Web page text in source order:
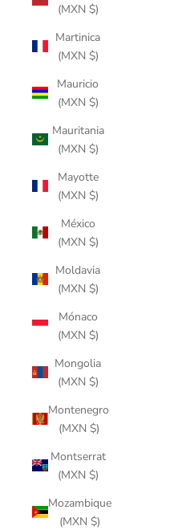
(MXN $)
Martinica
(MXN $)
Mauricio
(MXN $)
Mauritania
(MXN $)
Mayotte
(MXN $)
México
(MXN $)
Moldavia
(MXN $)
Mónaco
(MXN $)
Mongolia
(MXN $)
Montenegro
(MXN $)
Montserrat
(MXN $)
Mozambique
(MXN $)